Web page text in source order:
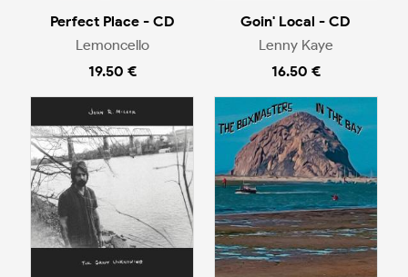
Perfect Place - CD
Lemoncello
19.50 €
Goin' Local - CD
Lenny Kaye
16.50 €